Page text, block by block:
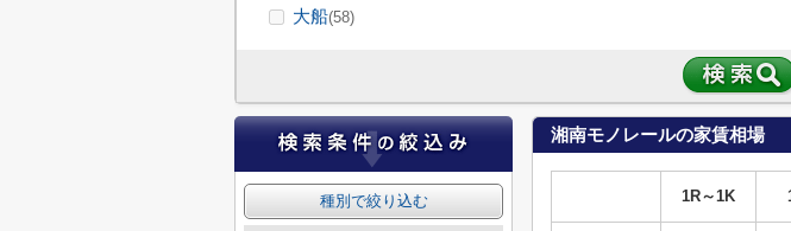
大船(58)
湘南モノレールの家賃相場
1R～1K
種別で絞り込む